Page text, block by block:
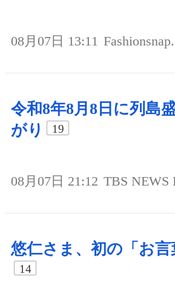
08月07日 13:11
令和8年8月8日に列島
がり
19
08月07日 21:12 TBS NEWS
悠仁さま、初の「お言
14